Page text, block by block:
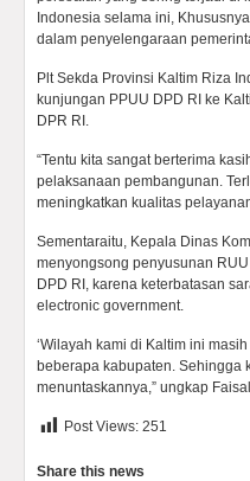
Indonesia selama ini,
dalam penyelengaraan
Plt Sekda Provinsi Kaltim Riza
kunjungan PPUU DPD RI ke
DPR RI.
“Tentu kita sangat berterima
pelaksanaan pembangunan.
meningkatkan kualitas
Sementaraitu, Kepala Dinas
menyongsong penyusunan
DPD RI, karena keterbatasan
electronic government.
‘Wilayah kami di Kaltim ini
beberapa kabupaten. Sehingga
menuntaskannya,” ungkap
Post Views: 251
Share this news